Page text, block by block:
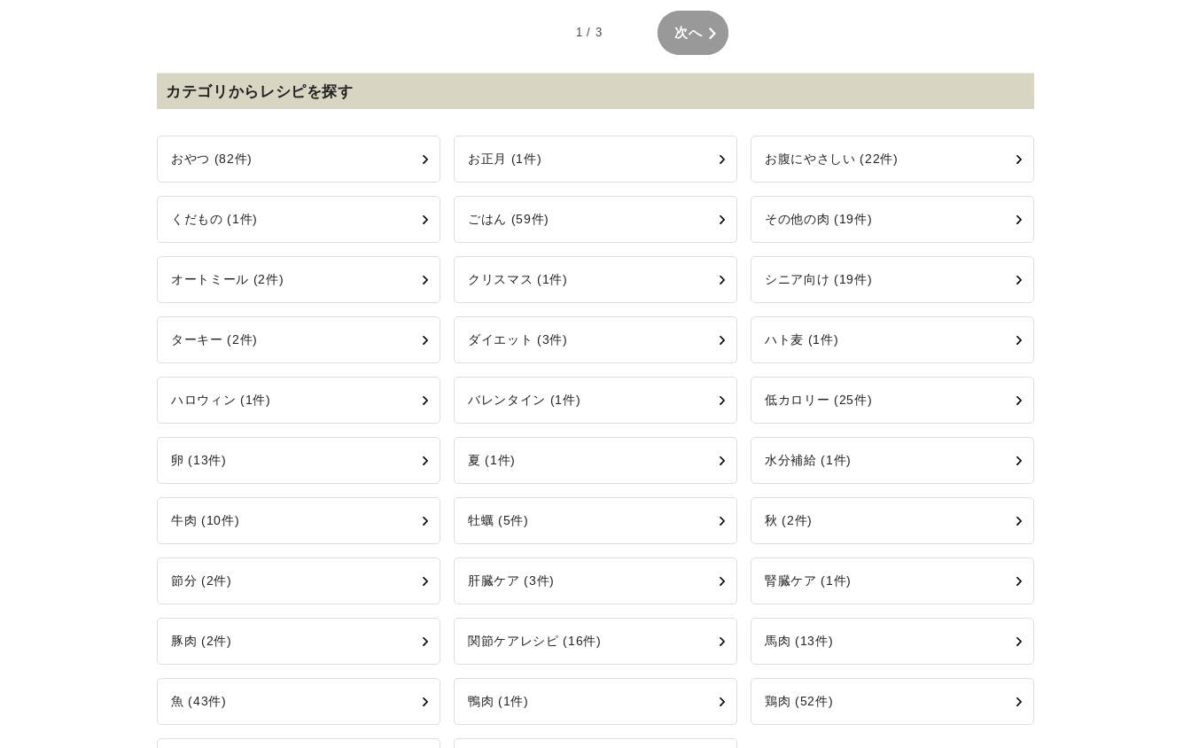
1 / 3 次へ
カテゴリからレシピを探す
おやつ (82件) お正月 (1件) お腹にやさしい (22件)
くだもの (1件) ごはん (59件) その他の肉 (19件)
オートミール (2件) クリスマス (1件) シニア向け (19件)
ターキー (2件) ダイエット (3件) ハト麦 (1件)
ハロウィン (1件) バレンタイン (1件) 低カロリー (25件)
卵 (13件) 夏 (1件) 水分補給 (1件)
牛肉 (10件) 牡蠣 (5件) 秋 (2件)
節分 (2件) 肝臓ケア (3件) 腎臓ケア (1件)
豚肉 (2件) 関節ケアレシピ (16件) 馬肉 (13件)
魚 (43件) 鴨肉 (1件) 鶏肉 (52件)